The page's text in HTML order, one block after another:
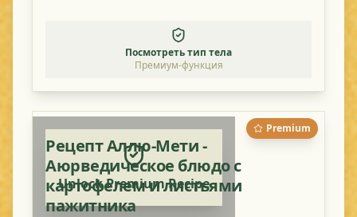
Посмотреть тип тела
Премиум-функция
Premium
Unlock Premium Recipe
Рецепт Аллю-Мети -
Аюрведическое блюдо с
картофелем и листьями
пажитника